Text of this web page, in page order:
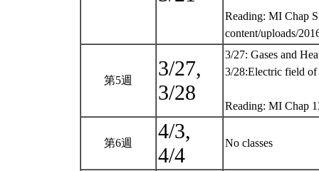
Reading: MI Chap
content/uploads/
第5週
3/27,
3/28
3/27: Gases and
3/28:Electric field
Reading: MI Chap
第6週
4/3,
4/4
No classes